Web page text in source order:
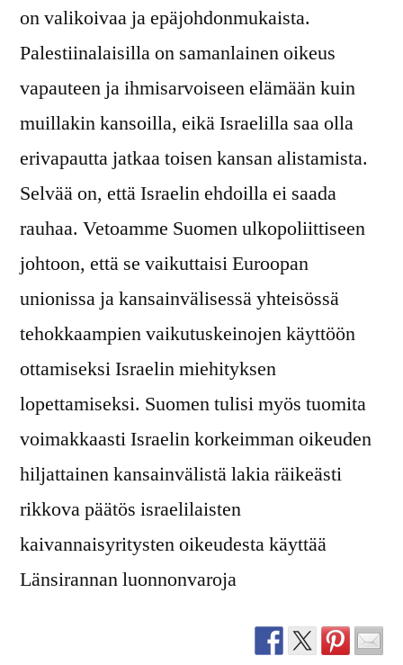
on valikoivaa ja epäjohdonmukaista.
Palestiinalaisilla on samanlainen oikeus
vapauteen ja ihmisarvoiseen elämään kuin
muillakin kansoilla, eikä Israelilla saa olla
erivapautta jatkaa toisen kansan alistamista.
Selvää on, että Israelin ehdoilla ei saada
rauhaa. Vetoamme Suomen ulkopoliittiseen
johtoon, että se vaikuttaisi Euroopan
unionissa ja kansainvälisessä yhteisössä
tehokkaampien vaikutuskeinojen käyttöön
ottamiseksi Israelin miehityksen
lopettamiseksi. Suomen tulisi myös tuomita
voimakkaasti Israelin korkeimman oikeuden
hiljattainen kansainvälistä lakia räikeästi
rikkova päätös israelilaisten
kaivannaisyritysten oikeudesta käyttää
Länsirannan luonnonvaroja